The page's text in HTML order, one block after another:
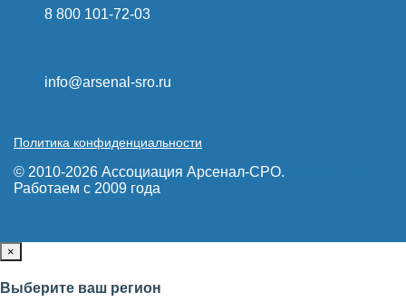
Политика конфиденциальности
8 800 101-72-03
info@arsenal-sro.ru
© 2010-2026 Ассоциация Арсенал-СРО.
Работаем с 2009 года
×
Выберите ваш регион